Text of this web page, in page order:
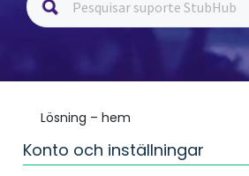
Lösning – hem
Konto och inställningar